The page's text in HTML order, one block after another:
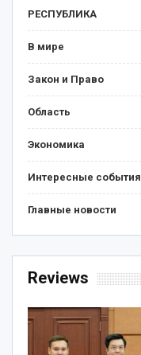
РЕСПУБЛИКА
В мире
Закон и Право
Область
Экономика
Интересные события
Главные новости
Reviews